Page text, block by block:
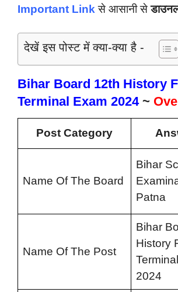
Important Link से आसानी से
देखें इस पोस्ट में क्या-क्या है -
Bihar Board 12th History
Terminal Exam 2024~
Post Category
Name Of The Board
Bihar
Patna
Name Of The Post
Bihar
History
2024